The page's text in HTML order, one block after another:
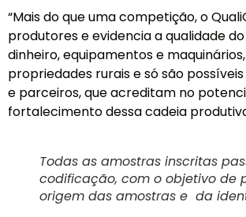
“Mais do que uma competição, o
produtores e evidencia a qualidade
dinheiro, equipamentos e
propriedades rurais e só são
e parceiros, que acreditam no
fortalecimento dessa cadeia
Todas as amostras inscritas
codificação, com o objetivo de
origem das amostras e da